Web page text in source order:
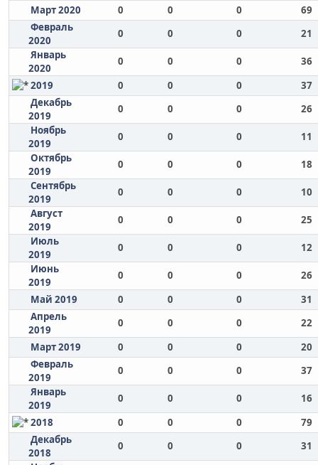
Март 2020
0 0 0
69
Февраль
2020
0 0 0
21
Январь
2020
0 0 0
36
2019
0 0 0
37
Декабрь
2019
0 0 0
26
Ноябрь
2019
0 0 0
11
Октябрь
2019
0 0 0
18
Сентябрь
2019
0 0 0
10
Август
2019
0 0 0
25
Июль
2019
0 0 0
12
Июнь
2019
0 0 0
26
Май 2019
0 0 0
31
Апрель
2019
0 0 0
22
Март 2019
0 0 0
20
Февраль
2019
0 0 0
37
Январь
2019
0 0 0
16
2018
0 0 0
79
Декабрь
2018
0 0 0
31